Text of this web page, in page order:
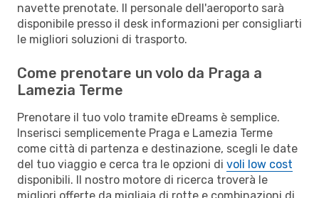
navette prenotate. Il personale dell'aeroporto sarà
disponibile presso il desk informazioni per consigliarti
le migliori soluzioni di trasporto.
Come prenotare un volo da Praga a
Lamezia Terme
Prenotare il tuo volo tramite eDreams è semplice.
Inserisci semplicemente Praga e Lamezia Terme
come città di partenza e destinazione, scegli le date
del tuo viaggio e cerca tra le opzioni di voli low cost
disponibili. Il nostro motore di ricerca troverà le